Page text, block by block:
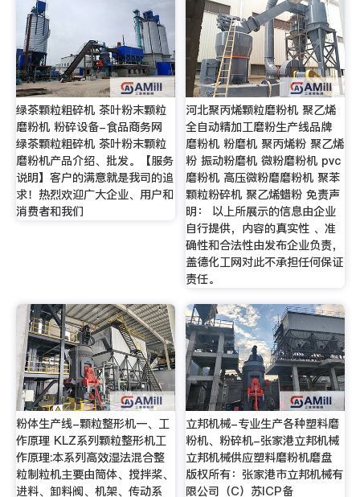
绿茶颗粒粗碎机 茶叶粉末颗粒
磨粉机 粉碎设备-食品商务网
绿茶颗粒粗碎机 茶叶粉末颗粒
磨粉机产品介绍、批发。【服务
说明】客户的满意就是我司的追
求！热烈欢迎广大企业、用户和
消费者和我们
河北聚丙烯颗粒磨粉机 聚乙烯
全自动精加工磨粉生产线品牌
磨粉机 粉磨机 聚丙烯粉 聚乙烯
粉 振动粉磨机 微粉磨粉机 pvc
磨粉机 高压微粉磨磨粉机 聚苯
颗粒粉碎机 聚乙烯蜡粉 免责声
明： 以上所展示的信息由企业
自行提供，内容的真实性 、准
确性和合法性由发布企业负责，
盖德化工网对此不承担任何保证
责任。
粉体生产线-颗粒整形机一、工
作原理 KLZ系列颗粒整形机工
作原理:本系列高效湿法混合整
粒制粒机主要由筒体、搅拌桨、
进料、卸料阀、机架、传动系
立邦机械-专业生产各种塑料磨
粉机、粉碎机-张家港立邦机械
立邦机械供应塑料磨粉机磨盘
版权所有：张家港市立邦机械有
限公司（C）苏ICP备